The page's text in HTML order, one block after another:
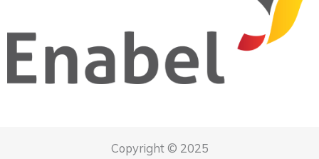
Copyright © 2025